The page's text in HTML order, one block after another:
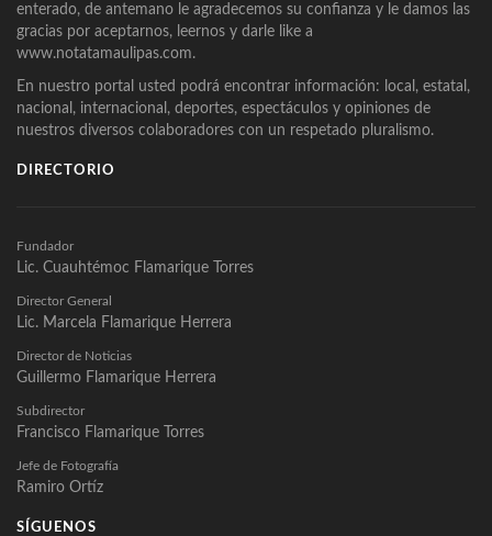
enterado, de antemano le agradecemos su confianza y le damos las
gracias por aceptarnos, leernos y darle like a
www.notatamaulipas.com.
En nuestro portal usted podrá encontrar información: local, estatal,
nacional, internacional, deportes, espectáculos y opiniones de
nuestros diversos colaboradores con un respetado pluralismo.
DIRECTORIO
Fundador
Lic. Cuauhtémoc Flamarique Torres
Director General
Lic. Marcela Flamarique Herrera
Director de Noticias
Guillermo Flamarique Herrera
Subdirector
Francisco Flamarique Torres
Jefe de Fotografía
Ramiro Ortíz
SÍGUENOS